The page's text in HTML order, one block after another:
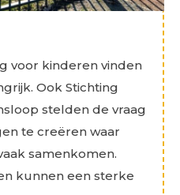
voor kinderen vinden
Ook Stichting
stelden de vraag
te creëren waar
samenkomen.
kunnen een sterke